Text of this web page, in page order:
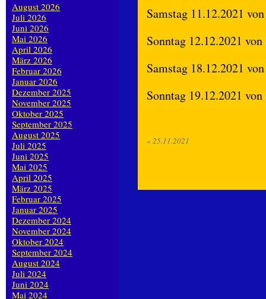
Samstag 11.12.2021
Sonntag 12.12.2021
Samstag 18.12.2021
Sonntag 19.12.2021
« 25.11.2021
August 2026
Juli 2026
Juni 2026
Mai 2026
April 2026
März 2026
Februar 2026
Januar 2026
Dezember 2025
November 2025
Oktober 2025
September 2025
August 2025
Juli 2025
Juni 2025
Mai 2025
April 2025
März 2025
Februar 2025
Januar 2025
Dezember 2024
November 2024
Oktober 2024
September 2024
August 2024
Juli 2024
Juni 2024
Mai 2024